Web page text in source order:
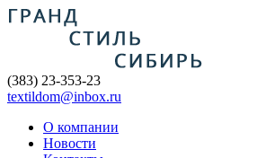
(383) 23-353-23
textildom@inbox.ru
О компании
Новости